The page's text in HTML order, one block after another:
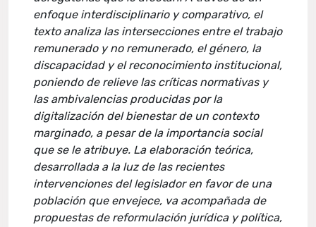
enfoque interdisciplinario y comparativo, el
texto analiza las intersecciones entre el trabajo
remunerado y no remunerado, el género, la
discapacidad y el reconocimiento institucional,
poniendo de relieve las críticas normativas y
las ambivalencias producidas por la
digitalización del bienestar de un contexto
marginado, a pesar de la importancia social
que se le atribuye. La elaboración teórica,
desarrollada a la luz de las recientes
intervenciones del legislador en favor de una
población que envejece, va acompañada de
propuestas de reformulación jurídica y política,